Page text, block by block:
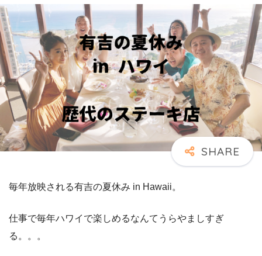
毎年放映される有吉の夏休み in Hawaii。
仕事で毎年ハワイで楽しめるなんてうらやましすぎ
る。。。